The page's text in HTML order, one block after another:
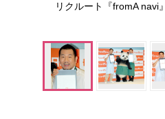
リクルート『fromA navi